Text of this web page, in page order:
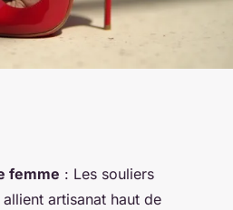
femme : Les souliers
artisanat haut de